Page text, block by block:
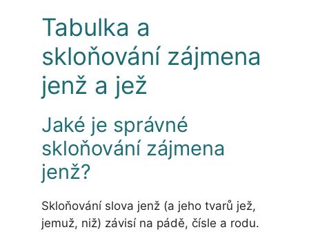
Tabulka a
skloňování zájmena
jenž a jež
Jaké je správné
skloňování zájmena
jenž?
Skloňování slova jenž (a jeho tvarů jež,
jemuž, niž) závisí na pádě, čísle a rodu.